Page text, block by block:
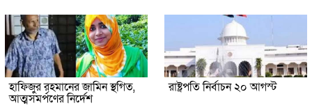
হাফিজুর রহমানের জামিন স্থগিত,
আত্মসমর্পণের নির্দেশ
রাষ্ট্রপতি নির্বাচন ২০ আগস্ট